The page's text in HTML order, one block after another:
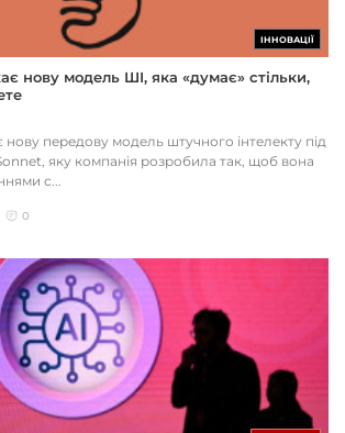
ІННОВАЦІЇ
нову модель ШІ, яка «думає» стільки,
передову модель штучного інтелекту під
яку компанія розробила так, щоб вона
с...
0